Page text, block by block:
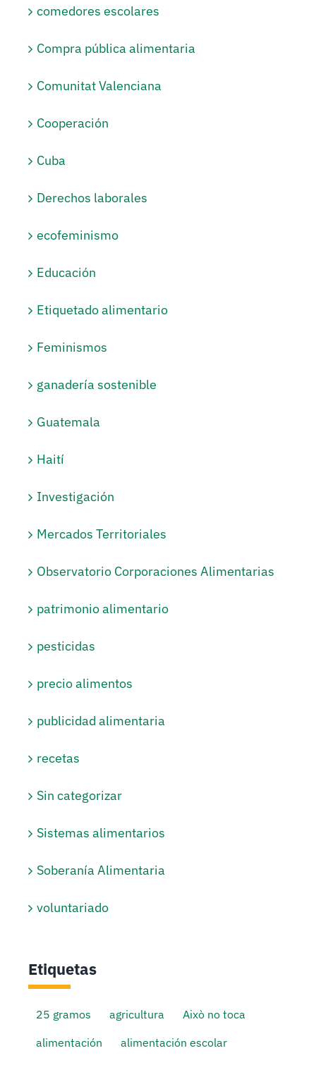
comedores escolares
Compra pública alimentaria
Comunitat Valenciana
Cooperación
Cuba
Derechos laborales
ecofeminismo
Educación
Etiquetado alimentario
Feminismos
ganadería sostenible
Guatemala
Haití
Investigación
Mercados Territoriales
Observatorio Corporaciones Alimentarias
patrimonio alimentario
pesticidas
precio alimentos
publicidad alimentaria
recetas
Sin categorizar
Sistemas alimentarios
Soberanía Alimentaria
voluntariado
Etiquetas
25 gramos agricultura
Això no toca
alimentación
alimentación escolar